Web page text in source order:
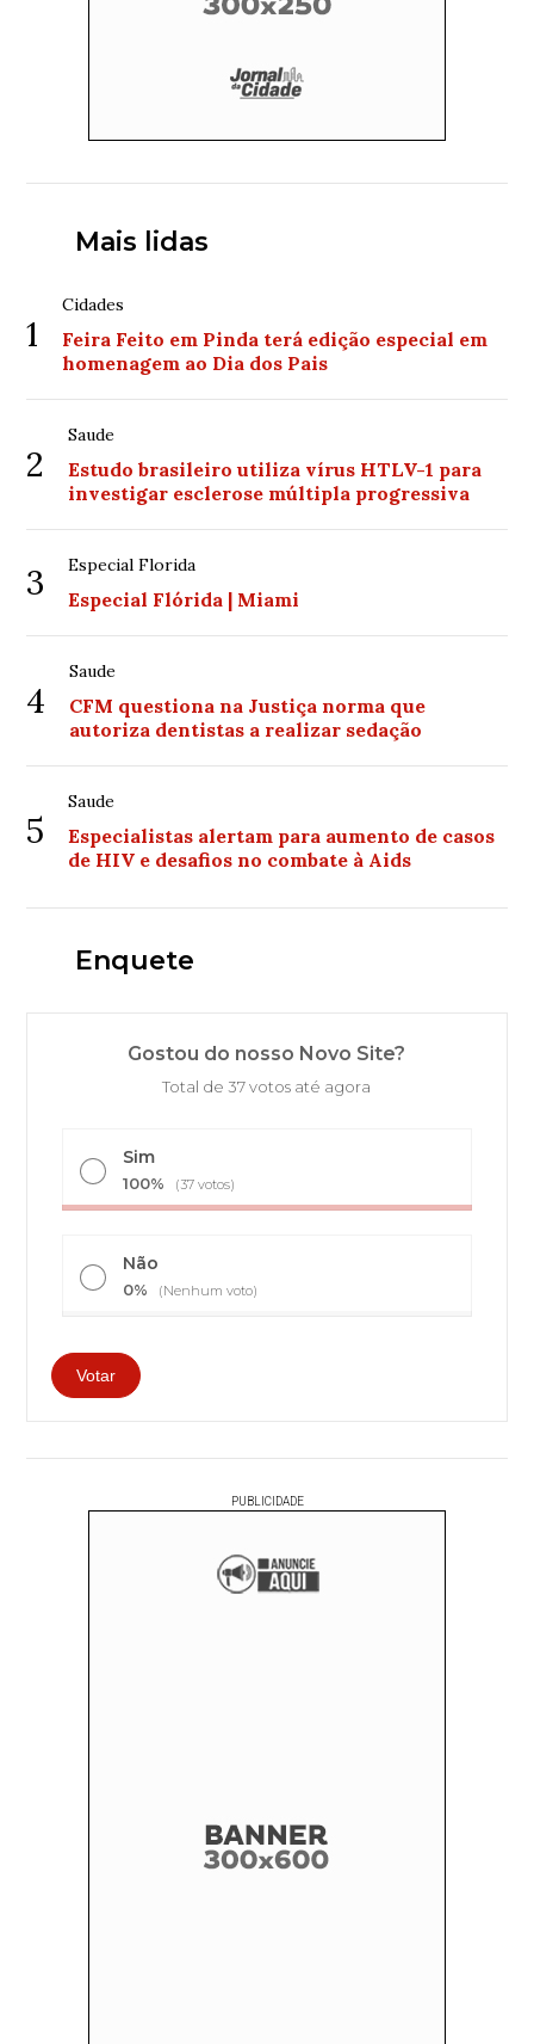
Mais lidas
1
Cidades
Feira Feito em Pinda terá edição especial em
homenagem ao Dia dos Pais
2
Saude
Estudo brasileiro utiliza vírus HTLV-1 para
investigar esclerose múltipla progressiva
3 Especial Florida
Especial Flórida | Miami
4
Saude
CFM questiona na Justiça norma que
autoriza dentistas a realizar sedação
5
Saude
Especialistas alertam para aumento de casos
de HIV e desafios no combate à Aids
Enquete
Gostou do nosso Novo Site?
Total de 37 votos até agora
Sim
100% (37 votos)
Não
0% (Nenhum voto)
PUBLICIDADE